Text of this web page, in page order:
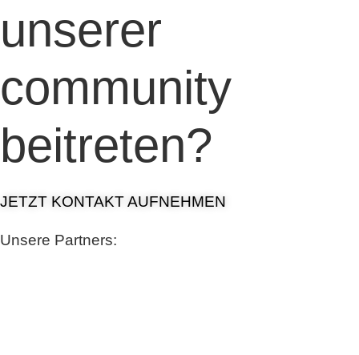
unserer
community
beitreten?
JETZT KONTAKT AUFNEHMEN
Unsere Partners: